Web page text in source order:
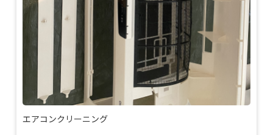
エアコンクリーニング